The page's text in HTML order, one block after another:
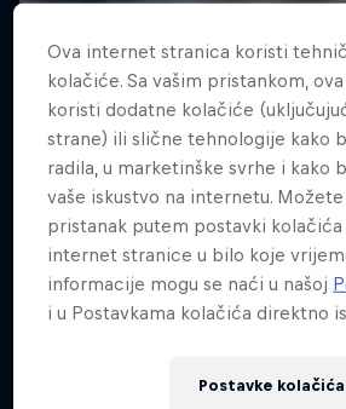
Ova internet stranica koristi
kolačiće. Sa vašim pristankom,
koristi dodatne kolačiće
strane) ili slične tehnologije kako
radila, u marketinške svrhe i kako
vaše iskustvo na internetu.
pristanak putem postavki kolačića
internet stranice u bilo koje
informacije mogu se naći u našoj
i u Postavkama kolačića direktno
Postavke kolačića